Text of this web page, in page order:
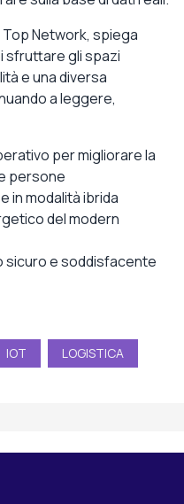
Network, spiega
sfruttare gli spazi
e una diversa
a leggere,
per migliorare la
persone
in modalità ibrida
del modern
sicuro e soddisfacente
IOT LOGISTICA